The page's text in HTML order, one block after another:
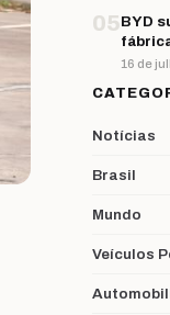
05BYD
16 de
Notícias
Brasil
Mundo
Veículos